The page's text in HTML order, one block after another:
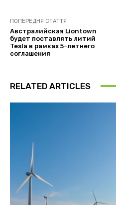
ПОПЕРЕДНЯ СТАТТЯ
Австралийская Liontown
будет поставлять литий
Tesla в рамках 5-летнего
соглашения
RELATED ARTICLES